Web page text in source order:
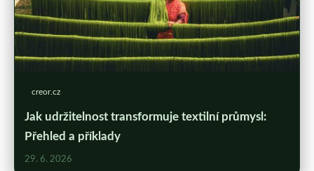
creor.cz
Jak udržitelnost transformuje textilní průmysl:
Přehled a příklady
29. 6. 2026